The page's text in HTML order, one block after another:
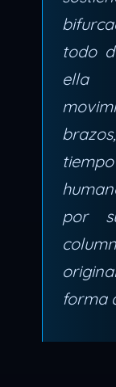
todo
ella
por
forma